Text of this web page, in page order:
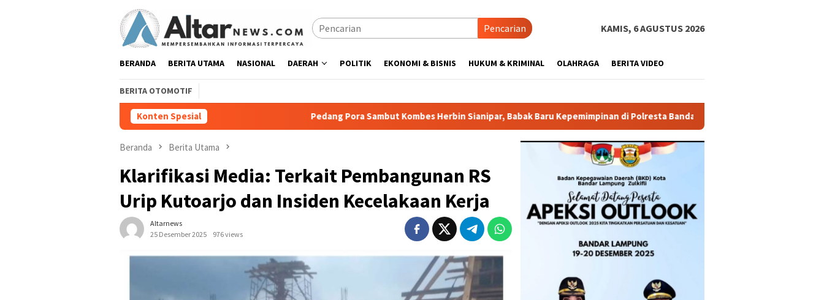
Pencarian KAMIS, 6 AGUSTUS 2026
BERANDA BERITA UTAMA NASIONAL DAERAH POLITIK EKONOMI & BISNIS HUKUM & KRIMINAL OLAHRAGA BERITA VIDEO
BERITA OTOMOTIF
Konten Spesial Pedang Pora Sambut Kombes Herbin Sianipar, Babak Baru Kepemimpinan di Polresta Bandar Lampung Pemprov Lampung Buka PJJ SMA
Beranda Berita Utama
Klarifikasi Media: Terkait Pembangunan RS
Urip Kutoarjo dan Insiden Kecelakaan Kerja
Altarnews
25 Desember 2025
976 views